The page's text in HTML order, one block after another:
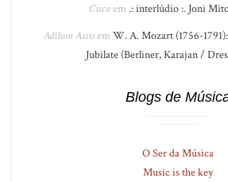
Ciscoem .: interlúdio :. Joni
Adilson Assisem W. A. Mozart (1756-
Jubilate (Berliner, Karajan /
Blogs de
O Ser da Música
Music is the key